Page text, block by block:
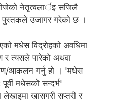
नेतृत्वलार्इ सजिलै
उजागर गरेको छ ।
मधेस विद्रोहको अवधिमा
र त्यसले पारेको अथवा
आकलन गर्नु हो । 'मधेस
मधेसको सन्दर्भ'
खासगरी सप्तरी र